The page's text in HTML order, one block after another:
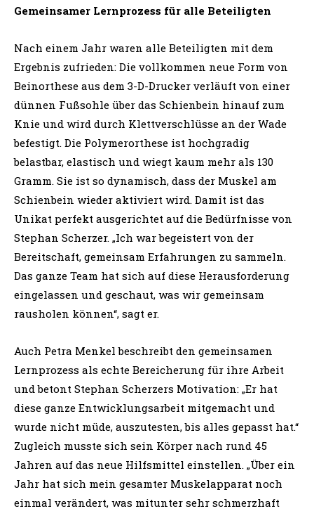
Gemeinsamer Lernprozess für alle Beteiligten
Nach einem Jahr waren alle Beteiligten mit dem
Ergebnis zufrieden: Die vollkommen neue Form von
Beinorthese aus dem 3-D-Drucker verläuft von einer
dünnen Fußsohle über das Schienbein hinauf zum
Knie und wird durch Klettverschlüsse an der Wade
befestigt. Die Polymerorthese ist hochgradig
belastbar, elastisch und wiegt kaum mehr als 130
Gramm. Sie ist so dynamisch, dass der Muskel am
Schienbein wieder aktiviert wird. Damit ist das
Unikat perfekt ausgerichtet auf die Bedürfnisse von
Stephan Scherzer. „Ich war begeistert von der
Bereitschaft, gemeinsam Erfahrungen zu sammeln.
Das ganze Team hat sich auf diese Herausforderung
eingelassen und geschaut, was wir gemeinsam
rausholen können“, sagt er.
Auch Petra Menkel beschreibt den gemeinsamen
Lernprozess als echte Bereicherung für ihre Arbeit
und betont Stephan Scherzers Motivation: „Er hat
diese ganze Entwicklungsarbeit mitgemacht und
wurde nicht müde, auszutesten, bis alles gepasst hat.“
Zugleich musste sich sein Körper nach rund 45
Jahren auf das neue Hilfsmittel einstellen. „Über ein
Jahr hat sich mein gesamter Muskelapparat noch
einmal verändert, was mitunter sehr schmerzhaft